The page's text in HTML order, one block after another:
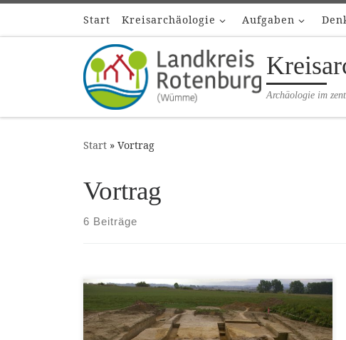
Zum Inhalt springen
Start Kreisarchäologie Aufgaben
Archäologie im
Start » Vortrag
Vortrag
6 Beiträge
Zeit: 07.11.2024, 19:00 Uhr Ort: Rotenburg
(Wümme), Großer Sitzungssaal, Hopfengarten 2
Die Herrschaft von Königen und Kaisern